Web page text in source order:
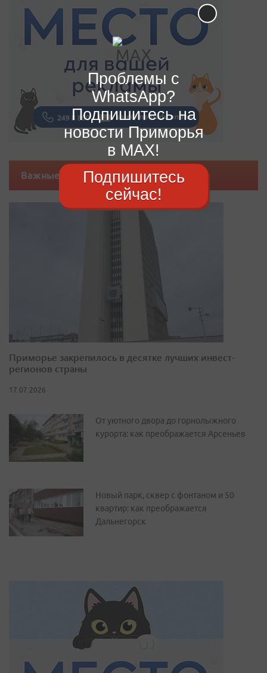
Важные новости
Приморье закрепилось в десятке лучших инвест-
регионов страны
17.07.2026
От уютного двора до горнолыжного
курорта: как преображается Арсеньев
Новый парк, сквер с фонтаном и 50
квартир: как преображается
Дальнегорск
Проблемы с
WhatsApp?
Подпишитесь на
новости Приморья
в MAX!
Подпишитесь
сейчас!